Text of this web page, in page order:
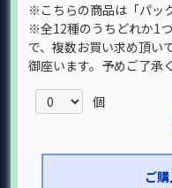
※こちらの商品は「パッ
※全12種のうちどれか1
で、複数お買い求め頂い
御座います。予めご了承
個
ご